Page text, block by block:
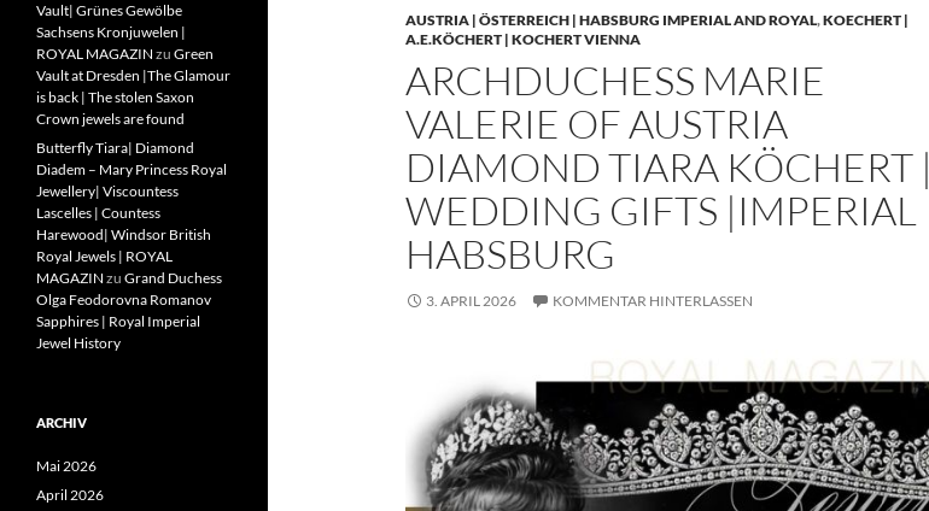
AUSTRIA | ÖSTERREICH | HABSBURG IMPERIAL AND ROYAL,KOECHERT |
A.E.KÖCHERT | KOCHERT VIENNA
ARCHDUCHESS MARIE
VALERIE OF AUSTRIA
DIAMOND TIARA KÖCHERT |
WEDDING GIFTS |IMPERIAL
HABSBURG
3. APRIL 2026 KOMMENTAR HINTERLASSEN
Vault| Grünes Gewölbe
Sachsens Kronjuwelen |
ROYAL MAGAZIN zu Green
Vault at Dresden |The Glamour
is back | The stolen Saxon
Crown jewels are found
Butterfly Tiara| Diamond
Diadem – Mary Princess Royal
Jewellery| Viscountess
Lascelles | Countess
Harewood| Windsor British
Royal Jewels | ROYAL
MAGAZIN zu Grand Duchess
Olga Feodorovna Romanov
Sapphires | Royal Imperial
Jewel History
ARCHIV
Mai 2026
April 2026